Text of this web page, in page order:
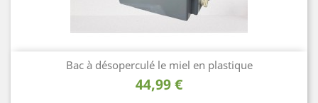
Bac à désoperculé le miel en plastique
Prix
44,99 €